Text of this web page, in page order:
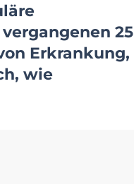
25
Erkrankung,
wie